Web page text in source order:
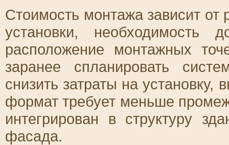
Стоимость монтажа зависит
установки, необходимость
расположение монтажных
заранее спланировать
снизить затраты на установку,
формат требует меньше
интегрирован в структуру
фасада.